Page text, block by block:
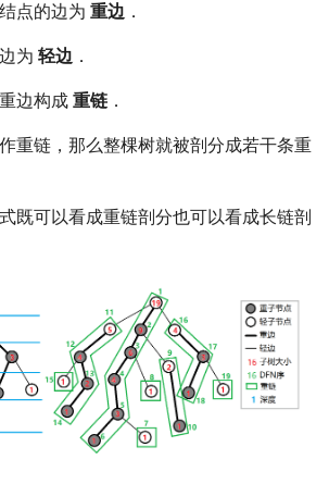
点的边为 重边 ．
为 轻边 ．
边构成 重链 ．
重链，那么整棵树就被剖分成若干条重
既可以看成重链剖分也可以看成长链剖